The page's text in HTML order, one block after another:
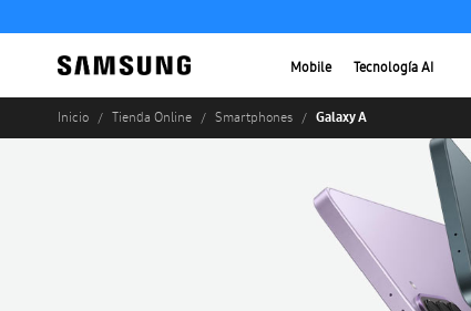
Mobile Tecnología AI
Inicio Tienda Online Smartphones Galaxy A